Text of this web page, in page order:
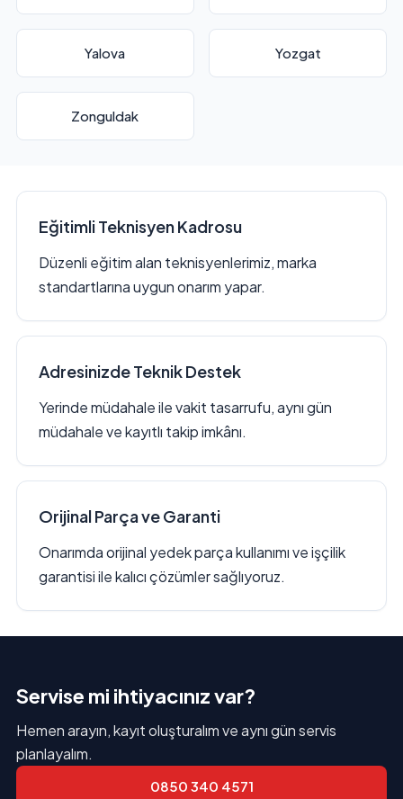
Yalova Yozgat
Zonguldak
Eğitimli Teknisyen Kadrosu
Düzenli eğitim alan teknisyenlerimiz, marka
standartlarına uygun onarım yapar.
Adresinizde Teknik Destek
Yerinde müdahale ile vakit tasarrufu, aynı gün
müdahale ve kayıtlı takip imkânı.
Orijinal Parça ve Garanti
Onarımda orijinal yedek parça kullanımı ve işçilik
garantisi ile kalıcı çözümler sağlıyoruz.
Servise mi ihtiyacınız var?
Hemen arayın, kayıt oluşturalım ve aynı gün servis
planlayalım.
0850 340 4571